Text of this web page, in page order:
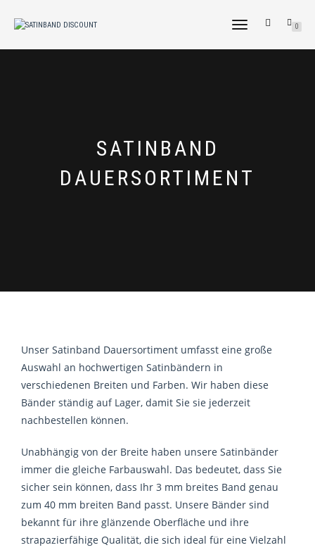
NAVIGATION
0
SATINBAND
DAUERSORTIMENT
Unser Satinband Dauersortiment umfasst eine große
Auswahl an hochwertigen Satinbändern in
verschiedenen Breiten und Farben. Wir haben diese
Bänder ständig auf Lager, damit Sie sie jederzeit
nachbestellen können.
Unabhängig von der Breite haben unsere Satinbänder
immer die gleiche Farbauswahl. Das bedeutet, dass Sie
sicher sein können, dass Ihr 3 mm breites Band genau
zum 40 mm breiten Band passt. Unsere Bänder sind
bekannt für ihre glänzende Oberfläche und ihre
strapazierfähige Qualität, die sich ideal für eine Vielzahl